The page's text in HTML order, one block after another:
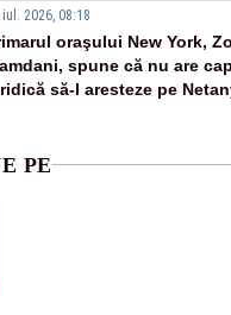
iul. 2026, 08:18
oraşului New York,
spune că nu are
să-l aresteze pe
PE